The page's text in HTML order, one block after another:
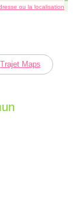
ou la localisation
Trajet Maps